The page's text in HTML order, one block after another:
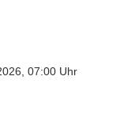
07:00 Uhr